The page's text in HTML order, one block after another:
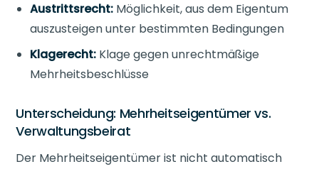
Austrittsrecht: Möglichkeit, aus dem Eigentum
auszusteigen unter bestimmten Bedingungen
Klagerecht: Klage gegen unrechtmäßige
Mehrheitsbeschlüsse
Unterscheidung: Mehrheitseigentümer vs.
Verwaltungsbeirat
Der Mehrheitseigentümer ist nicht automatisch